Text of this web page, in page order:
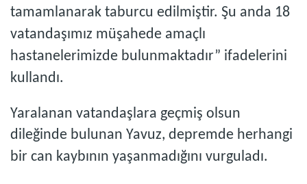
tamamlanarak taburcu edilmiştir. Şu anda 18
vatandaşımız müşahede amaçlı
hastanelerimizde bulunmaktadır” ifadelerini
kullandı.
Yaralanan vatandaşlara geçmiş olsun
dileğinde bulunan Yavuz, depremde herhangi
bir can kaybının yaşanmadığını vurguladı.